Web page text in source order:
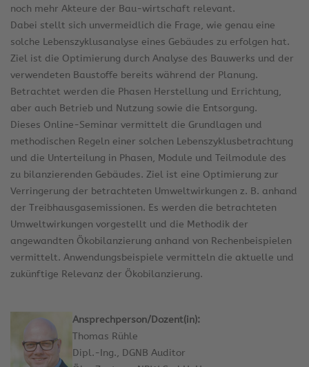
noch mehr Akteure der Bau-wirtschaft relevant.
Dabei stellt sich unvermeidlich die Frage, wie genau eine
solche Lebenszyklusanalyse eines Gebäudes zu erfolgen hat.
Ziel ist die Optimierung durch Analyse des Bauwerks und der
verwendeten Baustoffe bereits während der Planung.
Betrachtet werden die Phasen Herstellung und Errichtung,
aber auch Betrieb und Nutzung sowie die Entsorgung.
Dieses Online-Seminar vermittelt die Grundlagen und
methodischen Regeln einer solchen Lebenszyklusbetrachtung
und die Unterteilung in Phasen, Module und Teilmodule des
zu bilanzierenden Gebäudes. Ziel ist eine Optimierung zur
Verringerung der betrachteten Umweltwirkungen z. B. anhand
der Treibhausgasemissionen. Es werden die betrachteten
Umweltwirkungen vorgestellt und die Methodik der
angewandten Ökobilanzierung anhand von Rechenbeispielen
vermittelt. Anwendungsbeispiele vermitteln die aktuelle und
zukünftige Relevanz der Ökobilanzierung.
Ansprechperson/Dozent(in):
Thomas Rühle
Dipl.-Ing., DGNB Auditor